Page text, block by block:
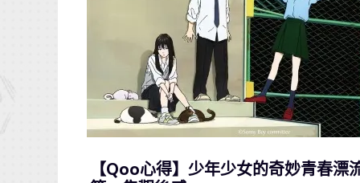
【Qoo心得】少年少女的奇妙青春